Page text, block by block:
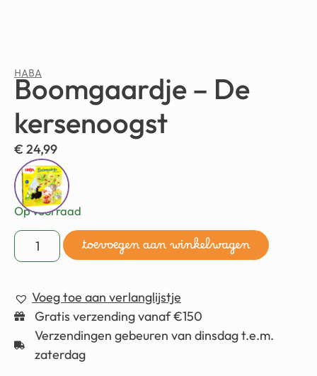
HABA
Boomgaardje – De
kersenoogst
€ 24,99
Op voorraad
toevoegen aan winkelwagen
Voeg toe aan verlanglijstje
Gratis verzending vanaf €150
Verzendingen gebeuren van dinsdag t.e.m.
zaterdag